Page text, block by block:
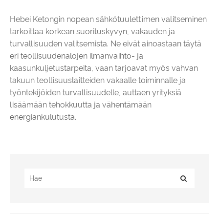
Hebei Ketongin nopean sähkötuulettimen valitseminen
tarkoittaa korkean suorituskyvyn, vakauden ja
turvallisuuden valitsemista. Ne eivät ainoastaan ​​täytä
eri teollisuudenalojen ilmanvaihto- ja
kaasunkuljetustarpeita, vaan tarjoavat myös vahvan
takuun teollisuuslaitteiden vakaalle toiminnalle ja
työntekijöiden turvallisuudelle, auttaen yrityksiä
lisäämään tehokkuutta ja vähentämään
energiankulutusta.